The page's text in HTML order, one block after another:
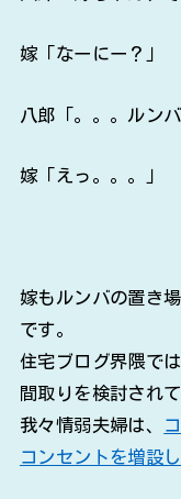
嫁「なーにー？」
八郎「。。。ルン
嫁「えっ。。。」
嫁もルンバの置き
です。
住宅ブログ界隈で
間取りを検討され
我々情弱夫婦は、
コンセントを増設